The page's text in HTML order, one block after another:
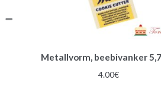
Metallvorm, beebivanker
4.00€